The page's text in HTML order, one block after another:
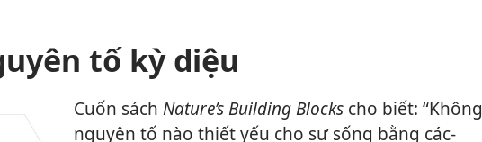
tố kỳ diệu
Cuốn sách Nature’s Building Blocks cho biết: “Không
nguyên tố nào thiết yếu cho sự sống bằng các-